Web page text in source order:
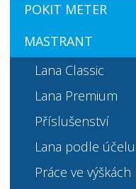
POKIT METER
MASTRANT
Lana Classic
Lana Premium
Příslušenství
Lana podle účelu
Práce ve výškách